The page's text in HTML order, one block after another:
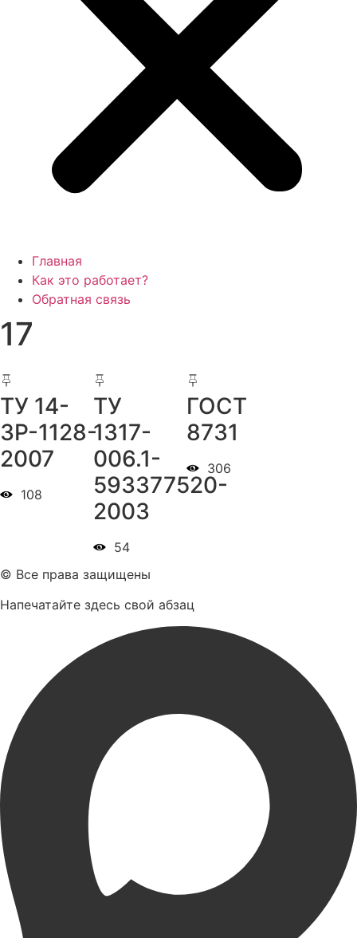
Главная
Как это работает?
Обратная связь
17
ТУ 14-
3Р-1128-
2007
108
ТУ
1317-
006.1-
593377520-
2003
54
ГОСТ
8731
306
© Все права защищены
Напечатайте здесь свой абзац